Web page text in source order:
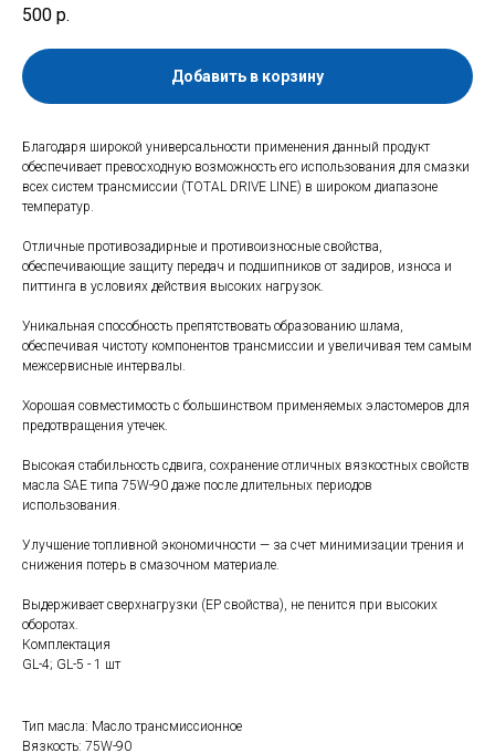
500 р.
Добавить в корзину
Благодаря широкой универсальности применения данный продукт
обеспечивает превосходную возможность его использования для смазки
всех систем трансмиссии (TOTAL DRIVE LINE) в широком диапазоне
температур.
Отличные противозадирные и противоизносные свойства,
обеспечивающие защиту передач и подшипников от задиров, износа и
питтинга в условиях действия высоких нагрузок.
Уникальная способность препятствовать образованию шлама,
обеспечивая чистоту компонентов трансмиссии и увеличивая тем самым
межсервисные интервалы.
Хорошая совместимость с большинством применяемых эластомеров для
предотвращения утечек.
Высокая стабильность сдвига, сохранение отличных вязкостных свойств
масла SAE типа 75W-90 даже после длительных периодов
использования.
Улучшение топливной экономичности — за счет минимизации трения и
снижения потерь в смазочном материале.
Выдерживает сверхнагрузки (EP свойства), не пенится при высоких
оборотах.
Комплектация
GL-4; GL-5 - 1 шт
Тип масла: Масло трансмиссионное
Вязкость: 75W-90